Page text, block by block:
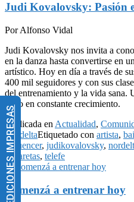
Judi Kovalovsky: Pasión
Por Alfonso Vidal
Judi Kovalovsky nos invita a
en la danza hasta convertirse en
artístico. Hoy en día a través de
400 mil seguidores y con sus
del entrenamiento y la vida sana.
éxito en constante crecimiento.
Publicada en Actualidad,
NordeltaEtiquetado con artista,
influencer, judikovalovsky,
gallaretas, telefe
Comenzá a entrenar hoy
EDICIONES IMPRESAS